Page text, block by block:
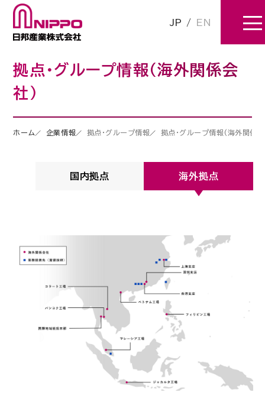
JP / EN
拠点・グループ情報(海外関係会
社)
ホーム 企業情報 拠点・グループ情報 拠点・グループ情報(海外関係
国内拠点 海外拠点